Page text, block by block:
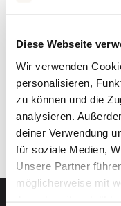
Diese Webseite
Wir verwenden
personalisieren,
zu können und die
analysieren.
deiner Verwendung
für soziale Medien,
Unsere Partner
möglicherweise mit